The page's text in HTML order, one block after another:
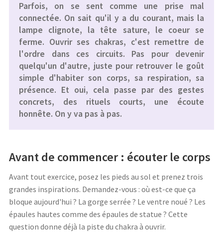
Parfois, on se sent comme une prise mal
connectée. On sait qu'il y a du courant, mais la
lampe clignote, la tête sature, le coeur se
ferme. Ouvrir ses chakras, c'est remettre de
l'ordre dans ces circuits. Pas pour devenir
quelqu'un d'autre, juste pour retrouver le goût
simple d'habiter son corps, sa respiration, sa
présence. Et oui, cela passe par des gestes
concrets, des rituels courts, une écoute
honnête. On y va pas à pas.
Avant de commencer : écouter le corps
Avant tout exercice, posez les pieds au sol et prenez trois
grandes inspirations. Demandez-vous : où est-ce que ça
bloque aujourd'hui ? La gorge serrée ? Le ventre noué ? Les
épaules hautes comme des épaules de statue ? Cette
question donne déjà la piste du chakra à ouvrir.